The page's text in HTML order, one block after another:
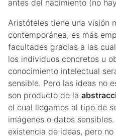
antes del nacimiento (no
Aristóteles tiene una visión
contemporánea, es más
facultades gracias a las
los individuos concretos u
conocimiento intelectual
sensible. Pero las ideas no
son producto de la
el cual llegamos al tipo de
imágenes o datos
existencia de ideas, pero